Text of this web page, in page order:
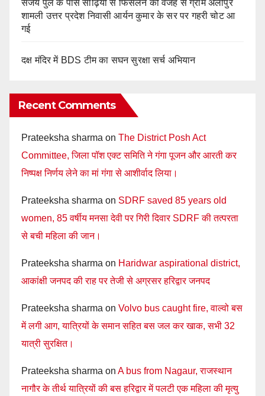
संजय पुल के पास सीढ़ियों से फिसलने की वजह से ग्राम अलीपुर
शामली उत्तर प्रदेश निवासी आर्यन कुमार के सर पर गहरी चोट आ
गई
दक्ष मंदिर में BDS टीम का सघन सुरक्षा सर्च अभियान
Recent Comments
Prateeksha sharma on The District Posh Act
Committee, जिला पॉश एक्ट समिति ने गंगा पूजन और आरती कर
निष्पक्ष निर्णय लेने का मां गंगा से आशीर्वाद लिया।
Prateeksha sharma on SDRF saved 85 years old
women, 85 वर्षीय मनसा देवी पर गिरी दिवार SDRF की तत्परता
से बची महिला की जान।
Prateeksha sharma on Haridwar aspirational district,
आकांक्षी जनपद की राह पर तेजी से अग्रसर हरिद्वार जनपद
Prateeksha sharma on Volvo bus caught fire, वाल्वो बस
में लगी आग, यात्रियों के समान सहित बस जल कर खाक, सभी 32
यात्री सुरक्षित।
Prateeksha sharma on A bus from Nagaur, राजस्थान
नागौर के तीर्थ यात्रियों की बस हरिद्वार में पलटी एक महिला की मृत्यु